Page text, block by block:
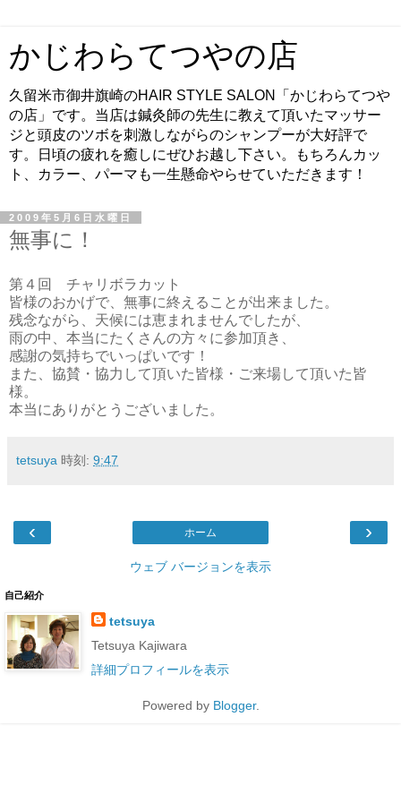
かじわらてつやの店
久留米市御井旗崎のHAIR STYLE SALON「かじわらてつや
の店」です。当店は鍼灸師の先生に教えて頂いたマッサー
ジと頭皮のツボを刺激しながらのシャンプーが大好評で
す。日頃の疲れを癒しにぜひお越し下さい。もちろんカッ
ト、カラー、パーマも一生懸命やらせていただきます！
2009年5月6日水曜日
無事に！
第４回 チャリボラカット
皆様のおかげで、無事に終えることが出来ました。
残念ながら、天候には恵まれませんでしたが、
雨の中、本当にたくさんの方々に参加頂き、
感謝の気持ちでいっぱいです！
また、協賛・協力して頂いた皆様・ご来場して頂いた皆
様。
本当にありがとうございました。
tetsuya 時刻: 9:47
‹ ›
ホーム
ウェブ バージョンを表示
自己紹介
tetsuya
Tetsuya Kajiwara
詳細プロフィールを表示
Powered by Blogger.